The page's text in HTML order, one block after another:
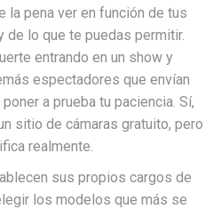
la pena ver en función de tus
lo que te puedas permitir.
entrando en un show y
espectadores que envían
a prueba tu paciencia. Sí,
sitio de cámaras gratuito, pero
realmente.
sus propios cargos de
los modelos que más se